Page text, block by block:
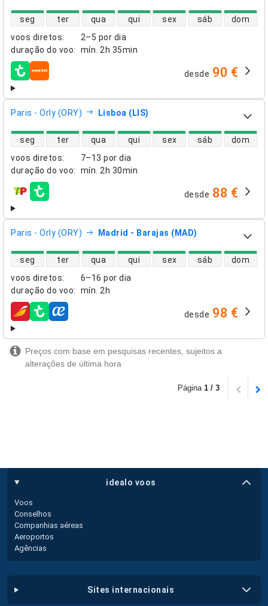
voos diretos:
2–5 por dia
duração do voo: mín. 2h 35min
disponibilidade de voos diretos
seg ter qua qui sex sáb dom
companhias aéreas desde 90 €
Paris - Orly (ORY) Lisboa (LIS)
voos diretos:
7–13 por dia
duração do voo: mín. 2h 30min
disponibilidade de voos diretos
seg ter qua qui sex sáb dom
companhias aéreas desde 88 €
Paris - Orly (ORY) Madrid - Barajas (MAD)
voos diretos:
6–16 por dia
duração do voo: mín. 2h
disponibilidade de voos diretos
seg ter qua qui sex sáb dom
companhias aéreas desde 98 €
Preços com base em pesquisas recentes, sujeitos a
alterações de última hora
Página 1 / 3
idealo voos
Voos
Conselhos
Companhias aéreas
Aeroportos
Agências
sites internacionais